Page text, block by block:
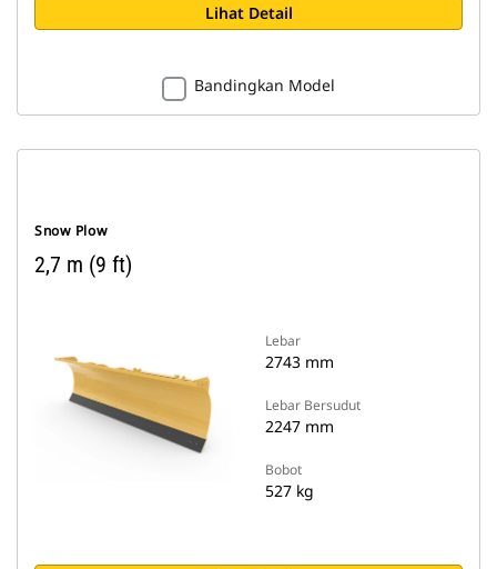
Lihat Detail
Bandingkan Model
Snow Plow
2,7 m (9 ft)
Lebar
2743 mm
Lebar Bersudut
2247 mm
Bobot
527 kg